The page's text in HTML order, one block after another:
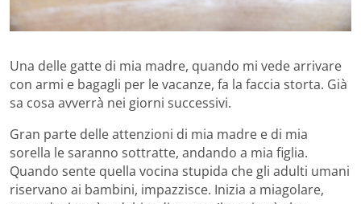
Una delle gatte di mia madre, quando mi vede arrivare
con armi e bagagli per le vacanze, fa la faccia storta. Già
sa cosa avverrà nei giorni successivi.
Gran parte delle attenzioni di mia madre e di mia
sorella le saranno sottratte, andando a mia figlia.
Quando sente quella vocina stupida che gli adulti umani
riservano ai bambini, impazzisce. Inizia a miagolare,